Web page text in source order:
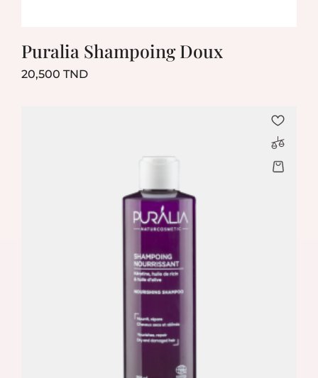
Puralia Shampoing Doux
20,500 TNDPrix